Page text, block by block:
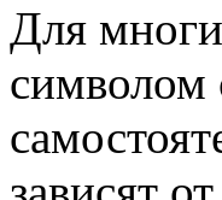
Для
символом